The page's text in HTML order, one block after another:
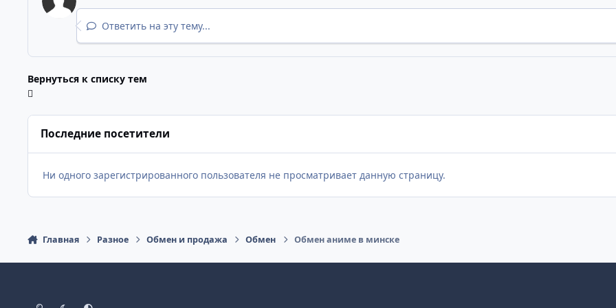
Ответить на эту тему...
Вернуться к списку тем
Последние посетители
Ни одного зарегистрированного пользователя не просматривает данную страницу.
Главная Разное Обмен и продажа Обмен Обмен аниме в минске
Светлый режим
Темный режим
Как в системе